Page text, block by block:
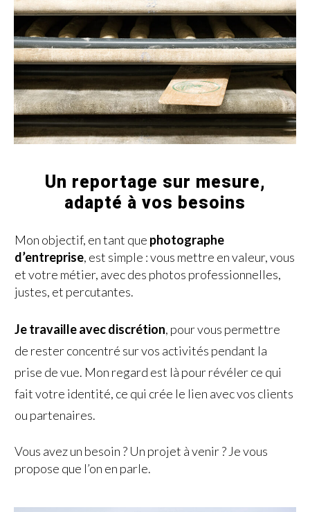
Un reportage sur mesure,
adapté à vos besoins
Mon objectif, en tant que photographe
d’entreprise, est simple : vous mettre en valeur, vous
et votre métier, avec des photos professionnelles,
justes, et percutantes.
Je travaille avec discrétion, pour vous permettre
de rester concentré sur vos activités pendant la
prise de vue. Mon regard est là pour révéler ce qui
fait votre identité, ce qui crée le lien avec vos clients
ou partenaires.
Vous avez un besoin ? Un projet à venir ? Je vous
propose que l’on en parle.